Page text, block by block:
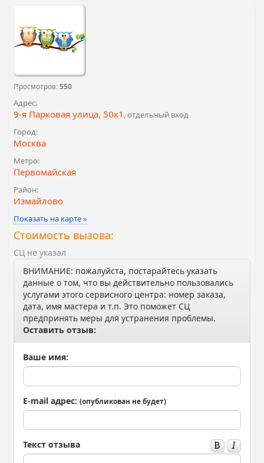
Просмотров:550
Адрес:
9-я Парковая улица, 50к1 , отдельный вход
Город:
Москва
Метро:
Первомайская
Район:
Измайлово
Показать на карте »
Стоимость вызова:
СЦ не указал
ВНИМАНИЕ: пожалуйста, постарайтесь указать
данные о том, что вы действительно пользовались
услугами этого сервисного центра: номер заказа,
дата, имя мастера и т.п. Это поможет СЦ
предпринять меры для устранения проблемы.
Оставить отзыв:
Ваше имя:
E-mail адрес: (опубликован не будет)
Текст отзыва